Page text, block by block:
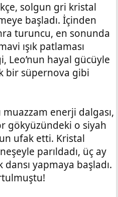
solgun gri kristal
başladı. İçinden
turuncu, en sonunda
ışık patlaması
Leo’nun hayal gücüyle
bir süpernova gibi
enerji dalgası,
gökyüzündeki o siyah
ufak etti. Kristal
parıldadı, üç ay
yapmaya başladı.